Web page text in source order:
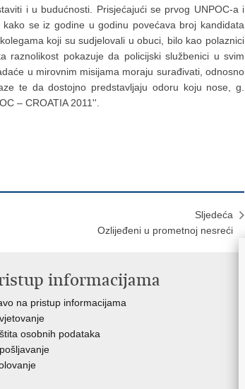
i u budućnosti. Prisjećajući se prvog UNPOC-a i
se iz godine u godinu povećava broj kandidata
koji su sudjelovali u obuci, bilo kao polaznici
pokazuje da policijski službenici u svim
u mirovnim misijama moraju surađivati, odnosno
te da dostojno predstavljaju odoru koju nose, g.
– CROATIA 2011''.
Sljedeća
Ozlijeđeni u prometnoj nesreći
informacijama
na pristup informacijama
osobnih podataka